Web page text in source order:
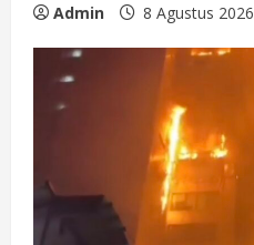
Admin 8 Agustus 2026